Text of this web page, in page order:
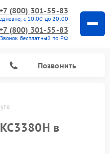
(800) 301-55-83
с 10:00 до 20:00
(800) 301-55-83
Звонок бесплатный по РФ
Позвонить
в